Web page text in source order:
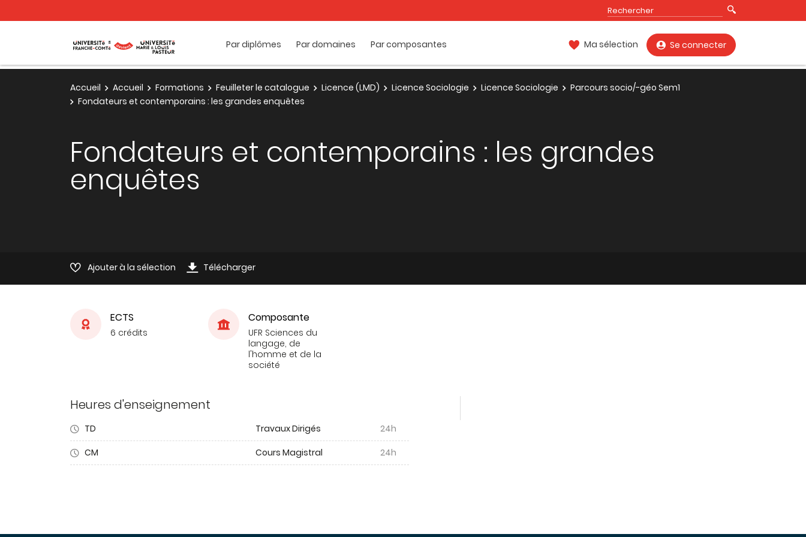
Par diplômes Par domaines Par composantes Ma sélection Se connecter
Accueil Accueil Formations Feuilleter le catalogue Licence (LMD) Licence Sociologie Licence Sociologie
Parcours socio/-géo Sem1
Fondateurs et contemporains : les grandes enquêtes
Fondateurs et contemporains : les grandes
enquêtes
Ajouter à la sélection Télécharger
ECTS
6 crédits
Composante
UFR Sciences du
langage, de
l'homme et de la
société
Heures d'enseignement
TD Travaux Dirigés
24h
CM
Cours Magistral 24h